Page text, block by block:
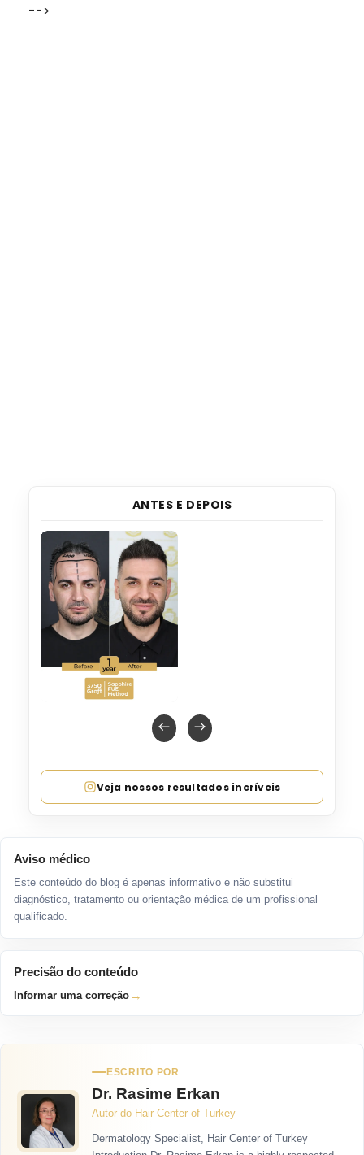
-->
ANTES E DEPOIS
Veja nossos resultados incríveis
Aviso médico
Este conteúdo do blog é apenas informativo e não substitui
diagnóstico, tratamento ou orientação médica de um profissional
qualificado.
Precisão do conteúdo
Informar uma correção →
ESCRITO POR
Dr. Rasime Erkan
Autor do Hair Center of Turkey
Dermatology Specialist, Hair Center of Turkey